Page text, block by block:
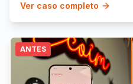
Ver caso completo
ANTES